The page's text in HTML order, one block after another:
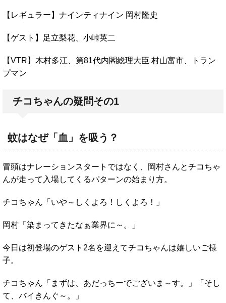
【レギュラー】ナインティナイン 岡村隆史
【ゲスト】足立梨花、小峠英二
【VTR】木村多江、第81代内閣総理大臣 村山富市、トラン
プマン
チコちゃんの疑問その1
蚊はなぜ「血」を吸う？
冒頭はナレーションスタートではなく、岡村さんとチコちゃ
んが走って入場してくるパターンの始まり方。
チコちゃん「いや～しくよろ！しくよろ！」
岡村「染まってきたなぁ業界に～。」
今日は初登場のゲスト2名を迎えてチコちゃんは嬉しいご様
子。
チコちゃん「まずは、あだっちーでございま～す。」「そし
て、バイきんぐ～。」